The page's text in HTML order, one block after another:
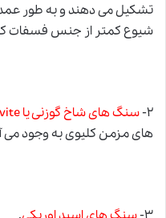
تشکیل می دهند و به طور
شیوع کمتر از جنس فسفات
۲- سنگ های شاخ گوزنی یا Struvite
های مزمن کلیوی به وجود می